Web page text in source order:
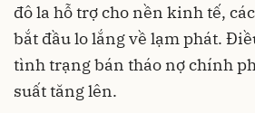
đô la hỗ trợ cho nền kinh tế,
bắt đầu lo lắng về lạm phát.
tình trạng bán tháo nợ chính
suấttăng lên.